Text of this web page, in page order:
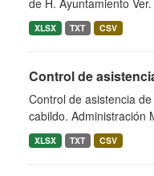
de H. Ayuntamiento
XLSX TXT CSV
Control de
Control de asistencia
cabildo. Administración
XLSX TXT CSV